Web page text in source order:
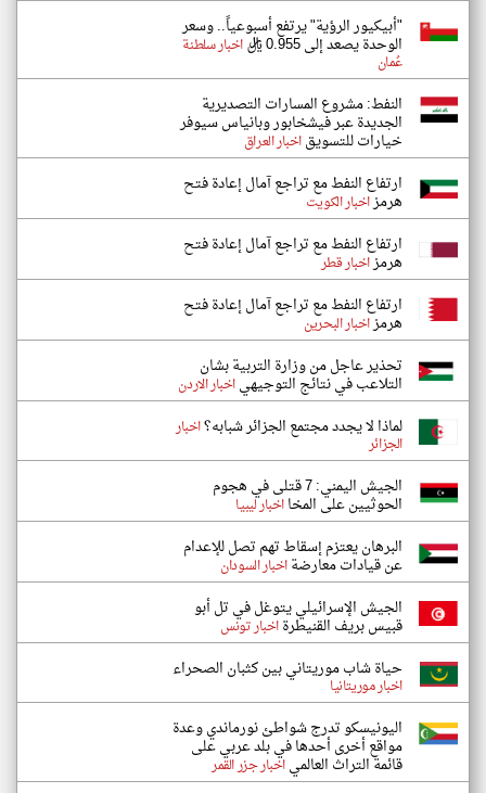
"أبيكيور الرؤية" يرتفع أسبوعياً.. وسعر
الوحدة يصعد إلى 0.955 ريال اخبار سلطنة
عُمان
النفط: مشروع المسارات التصديرية
الجديدة عبر فيشخابور وبانياس سيوفر
خيارات للتسويقاخبار العراق
ارتفاع النفط مع تراجع آمال إعادة فتح
هرمزاخبار الكويت
ارتفاع النفط مع تراجع آمال إعادة فتح
هرمزاخبار قطر
ارتفاع النفط مع تراجع آمال إعادة فتح
هرمزاخبار البحرين
تحذير عاجل من وزارة التربية بشان
التلاعب في نتائج التوجيهياخبار الاردن
لماذا لا يجدد مجتمع الجزائر شبابه؟اخبار
الجزائر
الجيش اليمني: 7 قتلى في هجوم
الحوثيين على المخااخبار ليبيا
البرهان يعتزم إسقاط تهم تصل للإعدام
عن قيادات معارضةاخبار السودان
الجيش الإسرائيلي يتوغل في تل أبو
قبيس بريف القنيطرةاخبار تونس
حياة شاب موريتاني بين كثبان الصحراء
اخبار موريتانيا
اليونيسكو تدرج شواطئ نورماندي وعدة
مواقع أخرى أحدها في بلد عربي على
قائمة التراث العالمياخبار جزر القمر